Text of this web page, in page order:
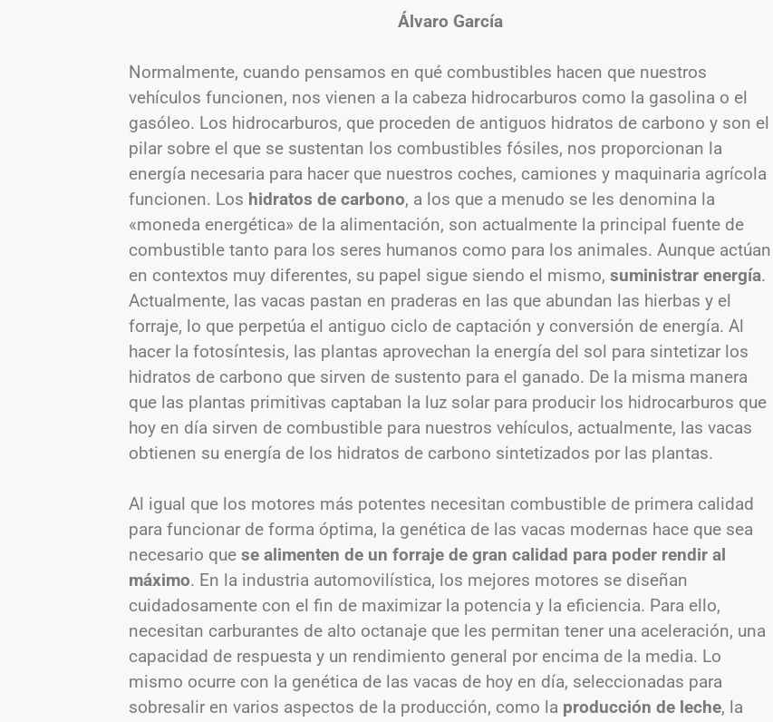
Álvaro García
Normalmente, cuando pensamos en qué combustibles hacen que nuestros
vehículos funcionen, nos vienen a la cabeza hidrocarburos como la gasolina o el
gasóleo. Los hidrocarburos, que proceden de antiguos hidratos de carbono y son el
pilar sobre el que se sustentan los combustibles fósiles, nos proporcionan la
energía necesaria para hacer que nuestros coches, camiones y maquinaria agrícola
funcionen. Los hidratos de carbono, a los que a menudo se les denomina la
«moneda energética» de la alimentación, son actualmente la principal fuente de
combustible tanto para los seres humanos como para los animales. Aunque actúan
en contextos muy diferentes, su papel sigue siendo el mismo, suministrar energía.
Actualmente, las vacas pastan en praderas en las que abundan las hierbas y el
forraje, lo que perpetúa el antiguo ciclo de captación y conversión de energía. Al
hacer la fotosíntesis, las plantas aprovechan la energía del sol para sintetizar los
hidratos de carbono que sirven de sustento para el ganado. De la misma manera
que las plantas primitivas captaban la luz solar para producir los hidrocarburos que
hoy en día sirven de combustible para nuestros vehículos, actualmente, las vacas
obtienen su energía de los hidratos de carbono sintetizados por las plantas.
Al igual que los motores más potentes necesitan combustible de primera calidad
para funcionar de forma óptima, la genética de las vacas modernas hace que sea
necesario que se alimenten de un forraje de gran calidad para poder rendir al
máximo. En la industria automovilística, los mejores motores se diseñan
cuidadosamente con el fin de maximizar la potencia y la eficiencia. Para ello,
necesitan carburantes de alto octanaje que les permitan tener una aceleración, una
capacidad de respuesta y un rendimiento general por encima de la media. Lo
mismo ocurre con la genética de las vacas de hoy en día, seleccionadas para
sobresalir en varios aspectos de la producción, como la producción de leche, la